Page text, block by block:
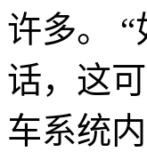
许多。
话，这
车系统